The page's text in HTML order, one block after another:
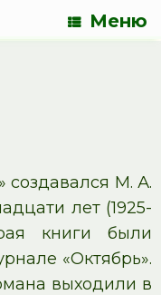
Меню
создавался М. А.
лет (1925-
книги были
«Октябрь».
выходили в